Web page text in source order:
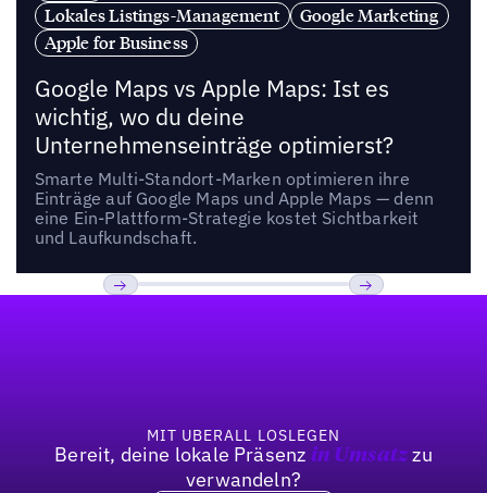
Lokales Listings-Management
Google Marketing
Apple for Business
Google Maps vs Apple Maps: Ist es
wichtig, wo du deine
Unternehmenseinträge optimierst?
Smarte Multi-Standort-Marken optimieren ihre
Einträge auf Google Maps und Apple Maps — denn
eine Ein-Plattform-Strategie kostet Sichtbarkeit
und Laufkundschaft.
MIT UBERALL LOSLEGEN
Bereit, deine lokale Präsenz in Umsatzzu
verwandeln?